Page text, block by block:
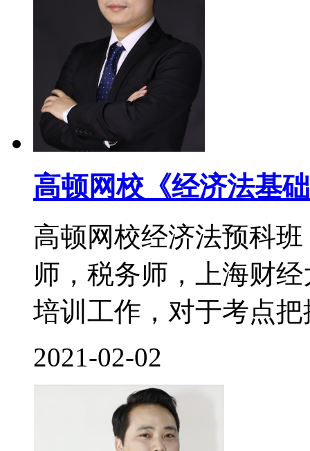
高顿网校《经济法基
高顿网校经济法预科
师，税务师，上海财
培训工作，对于考点
2021-02-02